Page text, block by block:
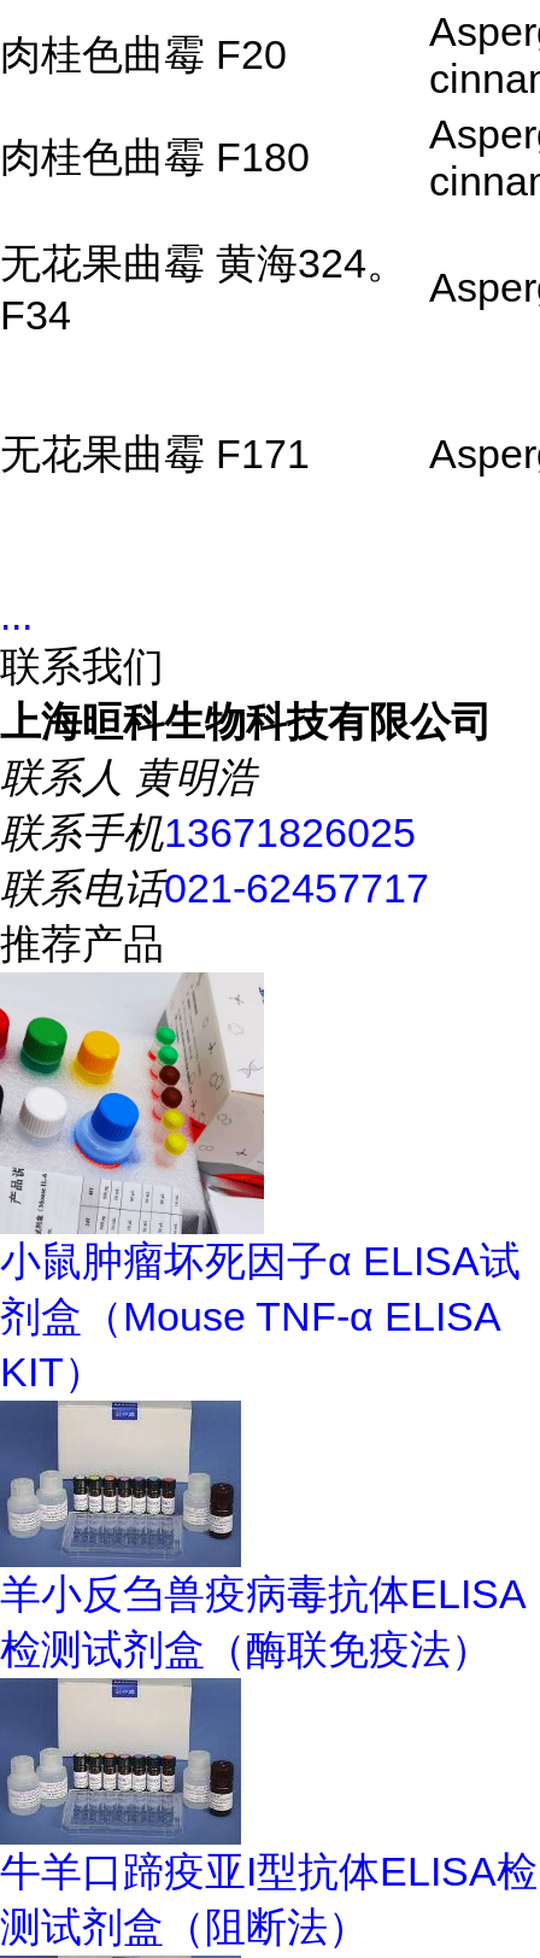
肉桂色曲霉 F20
肉桂色曲霉 F180
无花果曲霉 黄海324。
F34
无花果曲霉 F171
...
联系我们
上海晅科生物科技有限公司
联系人 黄明浩
联系手机13671826025
联系电话021-62457717
推荐产品
小鼠肿瘤坏死因子α ELISA试
剂盒（Mouse TNF-α ELISA
KIT）
羊小反刍兽疫病毒抗体ELISA
检测试剂盒（酶联免疫法）
牛羊口蹄疫亚I型抗体ELISA检
测试剂盒（阻断法）